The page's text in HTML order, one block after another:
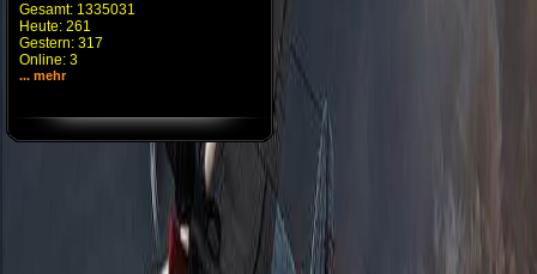
Gesamt: 1335031
Heute: 261
Gestern: 317
Online: 3
... mehr